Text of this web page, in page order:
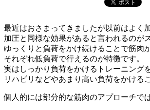
最近はおさまってきましたが以前はよく
加圧と同様な効果があると言われるのが
ゆっくりと負荷をかけ続けることで筋肉
それぞれ低負荷で行えるのが特徴です。
実はしっかり負荷をかけるトレーニング
リハビリなどやあまり高い負荷をかける
個人的には部分的な筋肉のアプローチで